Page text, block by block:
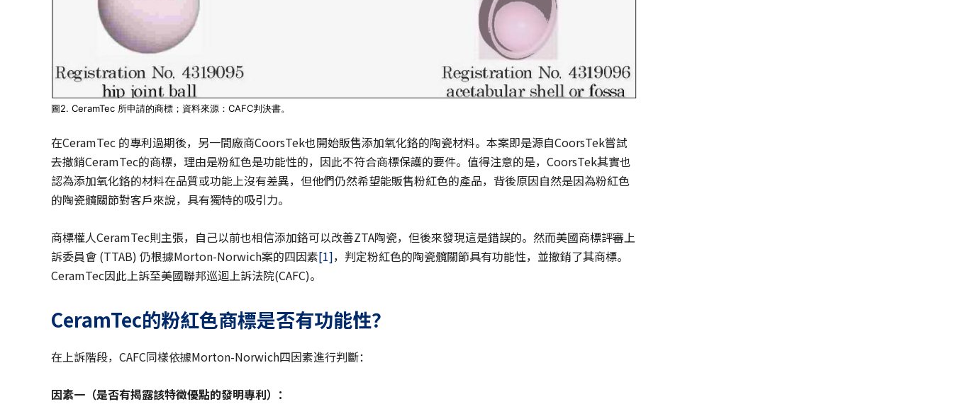
圖2. CeramTec 所申請的商標；資料來源：CAFC判決書。
在CeramTec 的專利過期後，另一間廠商CoorsTek也開始販售添加氧化鉻的陶瓷材料。本案即是源自CoorsTek嘗試
去撤銷CeramTec的商標，理由是粉紅色是功能性的，因此不符合商標保護的要件。值得注意的是，CoorsTek其實也
認為添加氧化鉻的材料在品質或功能上沒有差異，但他們仍然希望能販售粉紅色的產品，背後原因自然是因為粉紅色
的陶瓷髖關節對客戶來說，具有獨特的吸引力。
商標權人CeramTec則主張，自己以前也相信添加鉻可以改善ZTA陶瓷，但後來發現這是錯誤的。然而美國商標評審上
訴委員會 (TTAB) 仍根據Morton-Norwich案的四因素[1]，判定粉紅色的陶瓷髖關節具有功能性，並撤銷了其商標。
CeramTec因此上訴至美國聯邦巡迴上訴法院(CAFC)。
CeramTec的粉紅色商標是否有功能性？
在上訴階段，CAFC同樣依據Morton-Norwich四因素進行判斷：
因素一 （是否有揭露該特徵優點的發明專利） ：